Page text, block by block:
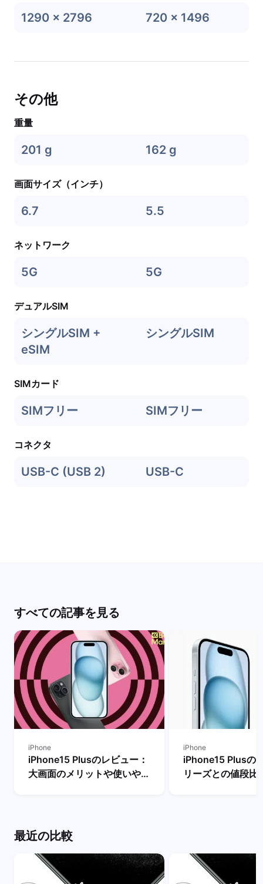
1290 x 2796 720 x 1496
その他
重量
201 g 162 g
画面サイズ（インチ）
6.7 5.5
ネットワーク
5G 5G
デュアルSIM
シングルSIM +
eSIM
シングルSIM
SIMカード
SIMフリー SIMフリー
コネクタ
USB-C (USB 2) USB-C
すべての記事を見る
iPhone
iPhone15 Plusのレビュー：
大画面のメリットや使いやす
iPhone
iPhone15 Plusの
リーズとの値段比
最近の比較